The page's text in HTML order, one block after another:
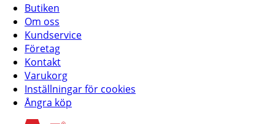
Butiken
Om oss
Kundservice
Företag
Kontakt
Varukorg
Inställningar för cookies
Ångra köp